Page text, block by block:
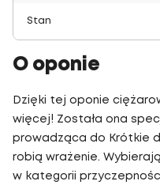
Stan
O oponie
Dzięki tej oponie
więcej! Została ona
prowadząca do Krótkie
robią wrażenie.
w kategorii